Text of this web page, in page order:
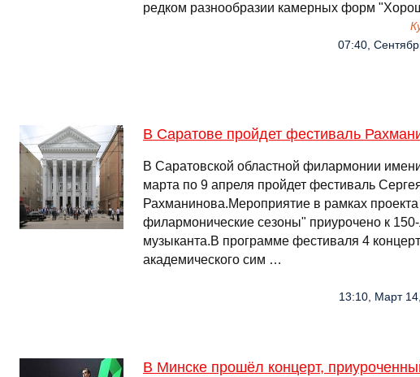
редком разнообразии камерных форм
07:40,
В Саратове пройдет фестиваль
В Саратовской областной филармонии
марта по 9 апреля пройдет фестиваль
Рахманинова.Мероприятие в рамках
филармонические сезоны" приурочено к
музыканта.В программе фестиваля 4
академического сим …
13:10, Март
В Минске прошёл концерт,